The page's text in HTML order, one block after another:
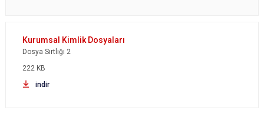
Dosya Sırtlığı 2
222 KB
indir